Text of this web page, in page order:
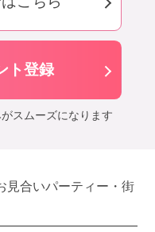
ト登録
スムーズになります
見合いパーティー・街